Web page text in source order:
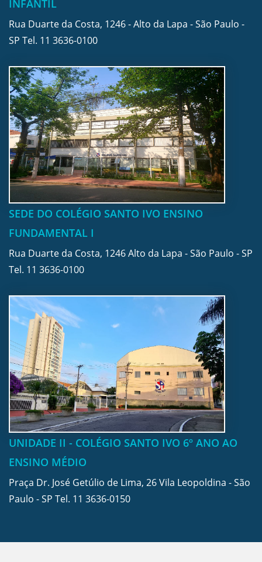
INFANTIL
Rua Duarte da Costa, 1246 - Alto da Lapa - São Paulo -
SP Tel. 11 3636-0100
SEDE DO COLÉGIO SANTO IVO ENSINO
FUNDAMENTAL I
Rua Duarte da Costa, 1246 Alto da Lapa - São Paulo - SP
Tel. 11 3636-0100
UNIDADE II - COLÉGIO SANTO IVO 6º ANO AO
ENSINO MÉDIO
Praça Dr. José Getúlio de Lima, 26 Vila Leopoldina - São
Paulo - SP Tel. 11 3636-0150